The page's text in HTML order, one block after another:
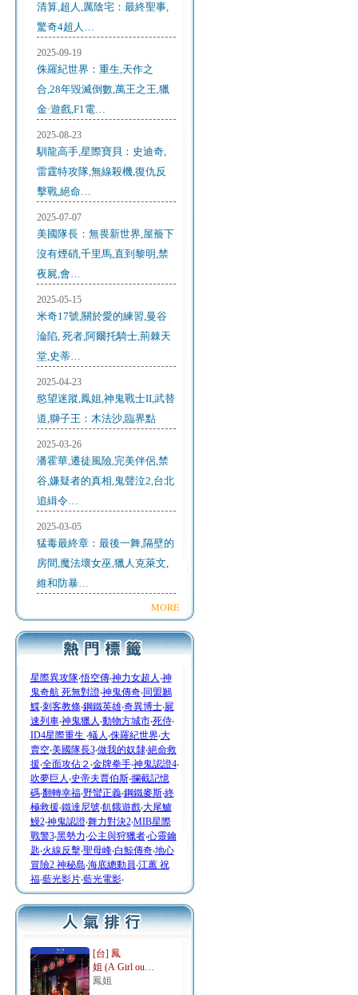
清算,超人,厲陰宅：最終聖事,
驚奇4超人…
2025-09-19
侏羅紀世界：重生,天作之
合,28年毀滅倒數,萬王之王,獵
金·遊戲,F1電…
2025-08-23
馴龍高手,星際寶貝：史迪奇,
雷霆特攻隊,無線殺機,復仇反
擊戰,絕命…
2025-07-07
美國隊長：無畏新世界,屋簷下
沒有煙硝,千里馬,直到黎明,禁
夜屍,會…
2025-05-15
米奇17號,關於愛的練習,曼谷
淪陷, 死者,阿爾托騎士,荊棘天
堂,史蒂…
2025-04-23
慾望迷蹤,鳳姐,神鬼戰士II,武替
道,獅子王：木法沙,臨界點
2025-03-26
潘霍華,遷徒風險,完美伴侶,禁
谷,嫌疑者的真相,鬼聲泣2,台北
追緝令…
2025-03-05
猛毒最終章：最後一舞,隔壁的
房間,魔法壞女巫,獵人克萊文,
維和防暴…
MORE
星際異攻隊‧悟空傳‧神力女超人 ‧神
鬼奇航 死無對證‧神鬼傳奇‧同盟鶼
鰈‧刺客教條‧鋼鐵英雄‧奇異博士‧屍
速列車‧神鬼獵人 ‧動物方城市‧死侍‧
ID4星際重生 ‧蟻人 ‧侏羅紀世界‧大
賣空‧美國隊長3‧做我的奴隸‧絕命救
援‧全面攻佔２ ‧金牌拳手‧神鬼認證4‧
吹夢巨人 ‧史帝夫賈伯斯‧攔截記憶
碼‧翻轉幸福‧野蠻正義‧鋼鐵麥斯‧終
極救援‧鐵達尼號‧飢餓遊戲‧大尾鱸
鰻2‧神鬼認證‧舞力對決2‧MIB星際
戰警3‧黑勢力‧公主與狩獵者‧心靈鑰
匙‧火線反擊‧聖母峰‧白鯨傳奇‧地心
冒險2 神秘島‧海底總動員‧江蕙 祝
福‧藍光影片‧藍光電影‧
[台] 鳳
姐 (A Girl ou…
鳳姐